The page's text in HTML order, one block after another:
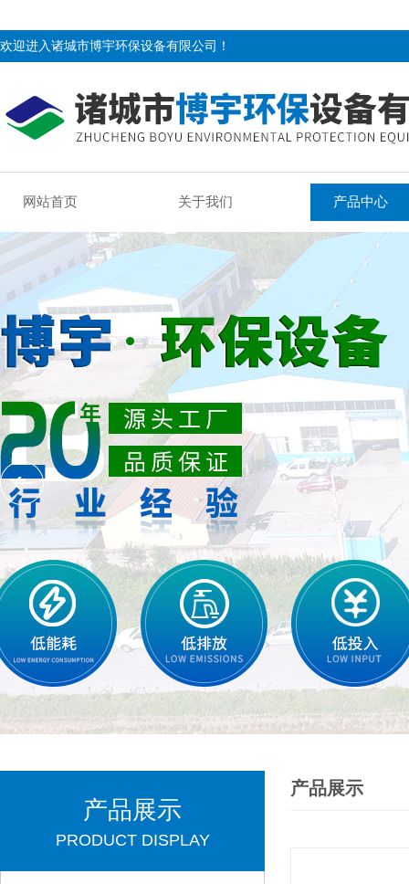
欢迎进入诸城市博宇环保设备有限公司！
网站首页 关于我们 产品中心
产品展示
PRODUCT DISPLAY
产品展示